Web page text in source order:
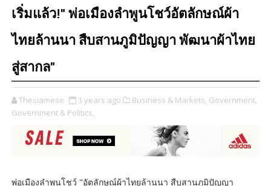
เริ่มแล้ว!" พ่อเมืองลำพูนโชว์อัตลักษณ์ผ้า
ไทยล้านนา สืบสานภูมิปัญญา พัฒนาผ้าไทย
สู่สากล"
Thesiamese 3 years ago Business & Markets, Government,
Government & Politics,
พ่อเมืองลำพูนโชว์ "อัตลักษณ์ผ้าไทยล้านนา สืบสานภูมิปัญญา